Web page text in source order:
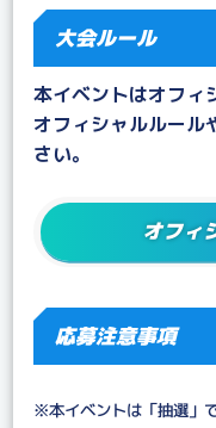
大会ルール
本イベントはオフィ
オフィシャルルール
さい。
オフィ
応募注意事項
※本イベントは「抽選」で